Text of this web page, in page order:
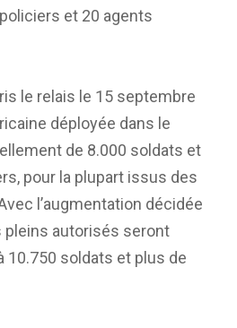
et 20 agents
le relais le 15 septembre
déployée dans le
de 8.000 soldats et
pour la plupart issus des
l’augmentation décidée
autorisés seront
10.750 soldats et plus de